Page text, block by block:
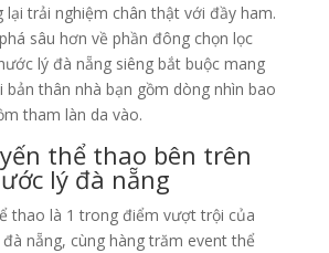
trải nghiệm chân thật với đầy ham.
sâu hơn về phần đông chọn lọc
lý đà nẵng siêng bắt buộc mang
bản thân nhà bạn gồm dòng nhìn bao
tham làn da vào.
thể thao bên trên
lý đà nẵng
thao là 1 trong điểm vượt trội của
nẵng, cùng hàng trăm event thể